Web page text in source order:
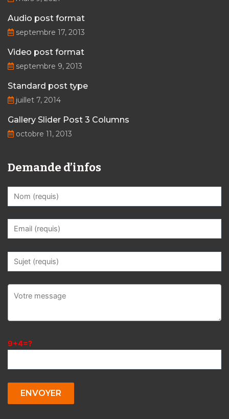
Audio post format
septembre 17, 2013
Video post format
septembre 9, 2013
Standard post type
juillet 7, 2014
Gallery Slider Post 3 Columns
octobre 11, 2013
Demande d’infos
9+4=?